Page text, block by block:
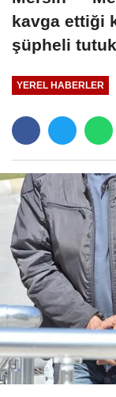
kavga ettiği
şüpheli
YEREL HABERLER